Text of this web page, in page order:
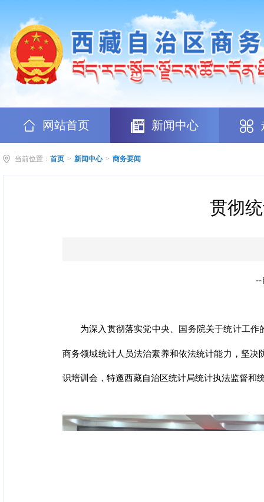
网站首页 新闻中心
当前位置： 首页 > 新闻中心 > 商务要闻
贯彻
--
为深入贯彻落实党中央、国务院关于统计工
商务领域统计人员法治素养和依法统计能力，坚
识培训会，特邀西藏自治区统计局统计执法监督和